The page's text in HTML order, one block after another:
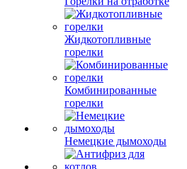
Жидкотопливные
горелки
Комбинированные
горелки
Немецкие дымоходы